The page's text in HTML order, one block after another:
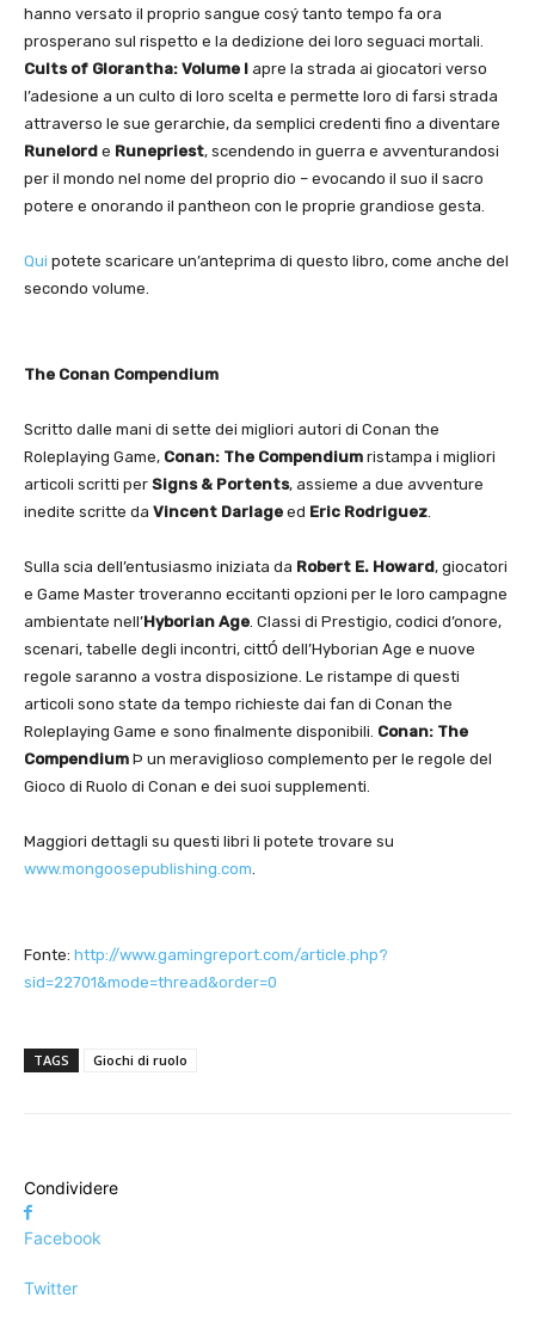
hanno versato il proprio sangue cosý tanto tempo fa ora
prosperano sul rispetto e la dedizione dei loro seguaci mortali.
Cults of Glorantha: Volume I apre la strada ai giocatori verso
l’adesione a un culto di loro scelta e permette loro di farsi strada
attraverso le sue gerarchie, da semplici credenti fino a diventare
Runelord e Runepriest, scendendo in guerra e avventurandosi
per il mondo nel nome del proprio dio – evocando il suo il sacro
potere e onorando il pantheon con le proprie grandiose gesta.
Qui potete scaricare un’anteprima di questo libro, come anche del
secondo volume.
The Conan Compendium
Scritto dalle mani di sette dei migliori autori di Conan the
Roleplaying Game, Conan: The Compendium ristampa i migliori
articoli scritti per Signs & Portents, assieme a due avventure
inedite scritte da Vincent Darlage ed Eric Rodriguez.
Sulla scia dell’entusiasmo iniziata da Robert E. Howard, giocatori
e Game Master troveranno eccitanti opzioni per le loro campagne
ambientate nell’Hyborian Age. Classi di Prestigio, codici d’onore,
scenari, tabelle degli incontri, cittÓ dell’Hyborian Age e nuove
regole saranno a vostra disposizione. Le ristampe di questi
articoli sono state da tempo richieste dai fan di Conan the
Roleplaying Game e sono finalmente disponibili. Conan: The
Compendium Þ un meraviglioso complemento per le regole del
Gioco di Ruolo di Conan e dei suoi supplementi.
Maggiori dettagli su questi libri li potete trovare su
www.mongoosepublishing.com.
Fonte: http://www.gamingreport.com/article.php?
sid=22701&mode=thread&order=0
TAGS Giochi di ruolo
Condividere
Facebook
Twitter